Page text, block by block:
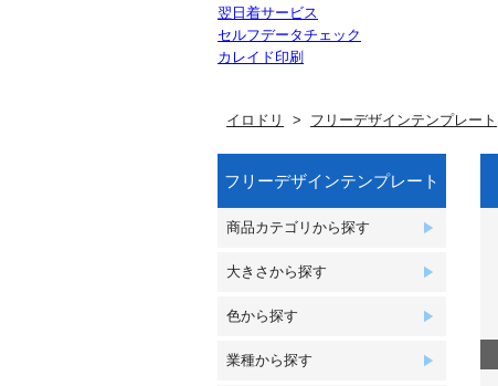
翌日着サービス
セルフデータチェック
カレイド印刷
イロドリ フリーデザインテンプレート
フリーデザインテンプレート
商品カテゴリから探す
大きさから探す
色から探す
業種から探す